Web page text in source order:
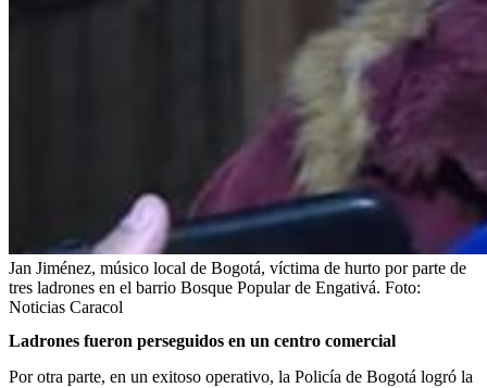
Jan Jiménez, músico local de Bogotá, víctima de hurto por parte de
tres ladrones en el barrio Bosque Popular de Engativá. Foto:
Noticias Caracol
Ladrones fueron perseguidos en un centro comercial
Por otra parte, en un exitoso operativo, la Policía de Bogotá logró la